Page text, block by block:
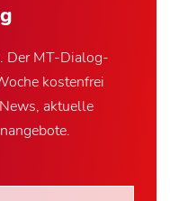
Der MT-Dialog-
kostenfrei
aktuelle